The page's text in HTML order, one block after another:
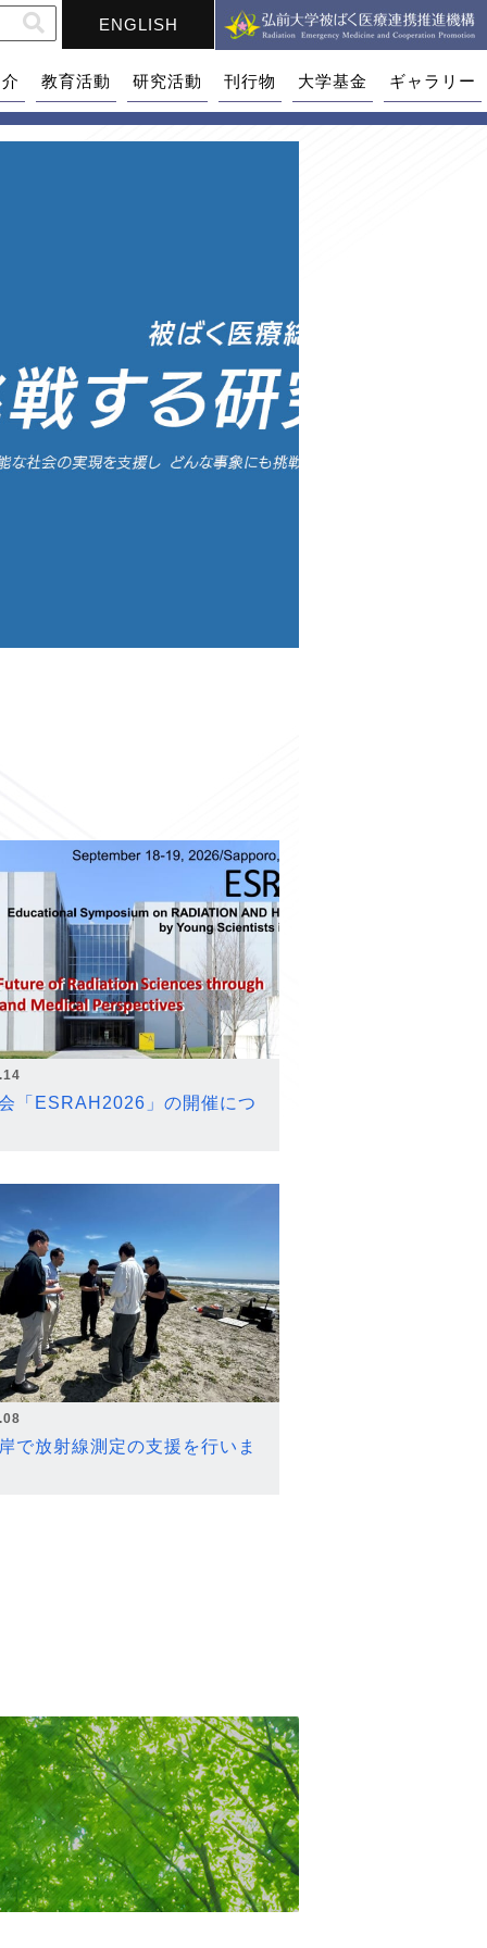
ENGLISH
教育活動 研究活動 刊行物 大学基金 ギャラリー
「ESRAH2026」の開催につ
で放射線測定の支援を行いま